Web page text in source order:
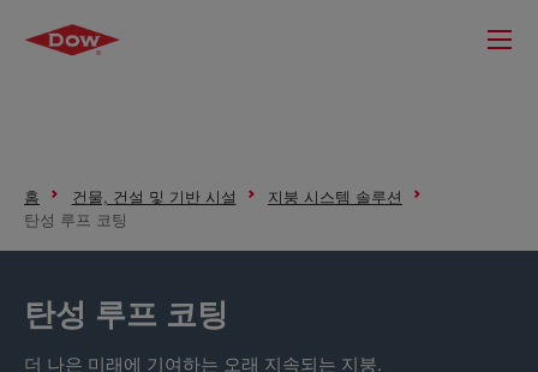
홈 건물, 건설 및 기반 시설
지붕 시스템 솔루션
탄성 루프 코팅
탄성 루프 코팅
더 나은 미래에 기여하는 오래 지속되는 지붕.